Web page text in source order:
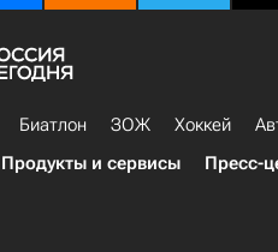
Биатлон ЗОЖ Хоккей
Продукты и сервисы Пресс-